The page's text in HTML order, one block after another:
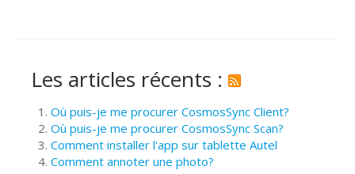
Les articles récents :
Où puis-je me procurer CosmosSync Client?
Où puis-je me procurer CosmosSync Scan?
Comment installer l'app sur tablette Autel
Comment annoter une photo?